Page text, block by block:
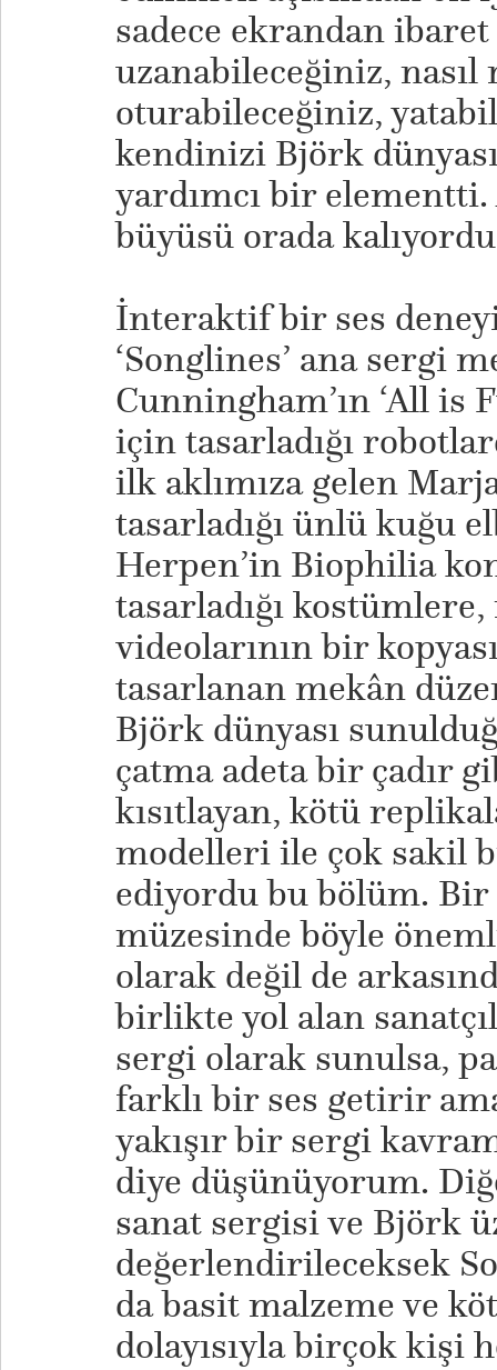
sadece ekrandan ibaret
uzanabileceğiniz, nasıl
oturabileceğiniz,
kendinizi Björk
yardımcı bir
büyüsü orada
İnteraktif bir ses
‘Songlines’ ana sergi
Cunningham’ın ‘All is
için tasarladığı
ilk aklımıza gelen
tasarladığı ünlü kuğu
Herpen’in Biophilia
tasarladığı
videolarının bir
tasarlanan mekân
Björk dünyası
çatma adeta bir çadır
kısıtlayan, kötü
modelleri ile çok sakil
ediyordu bu bölüm.
müzesinde böyle
olarak değil de
birlikte yol alan
sergi olarak sunulsa,
farklı bir ses getirir
yakışır bir sergi
diye düşünüyorum.
sanat sergisi ve Björk
değerlendirileceksek
da basit malzeme ve
dolayısıyla birçok kişi